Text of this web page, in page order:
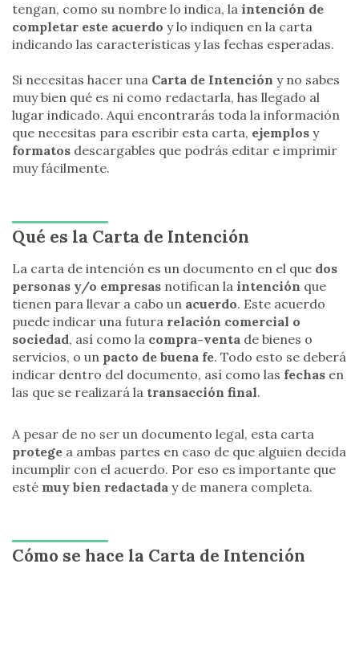
tengan, como su nombre lo indica, la intención de
completar este acuerdo y lo indiquen en la carta
indicando las características y las fechas esperadas.
Si necesitas hacer una Carta de Intención y no sabes
muy bien qué es ni como redactarla, has llegado al
lugar indicado. Aquí encontrarás toda la información
que necesitas para escribir esta carta, ejemplos y
formatos descargables que podrás editar e imprimir
muy fácilmente.
Qué es la Carta de Intención
La carta de intención es un documento en el que dos
personas y/o empresas notifican la intención que
tienen para llevar a cabo un acuerdo. Este acuerdo
puede indicar una futura relación comercial o
sociedad, así como la compra-venta de bienes o
servicios, o un pacto de buena fe. Todo esto se deberá
indicar dentro del documento, así como las fechas en
las que se realizará la transacción final.
A pesar de no ser un documento legal, esta carta
protege a ambas partes en caso de que alguien decida
incumplir con el acuerdo. Por eso es importante que
esté muy bien redactada y de manera completa.
Cómo se hace la Carta de Intención